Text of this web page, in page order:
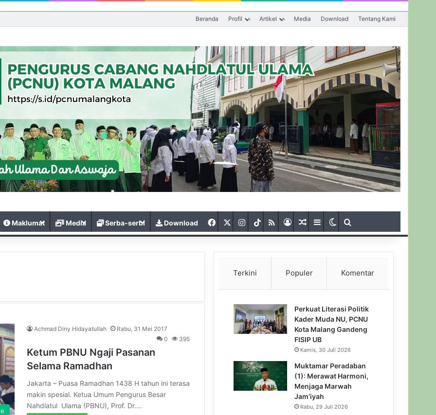
Beranda Profil Artikel Media Download Tentang Kami
Maklumat Media Serba-serbi Download FacebookInstagramTikTok
RSS GabungArtikel Acak
SidebarSwitch skin
Achmad Diny Hidayatullah
Rabu, 31 Mei 2017
0
395
Ketum PBNU Ngaji Pasanan
Selama Ramadhan
Jakarta – Puasa Ramadhan 1438 H tahun ini terasa
makin spesial. Ketua Umum Pengurus Besar
Nahdlatul Ulama (PBNU), Prof. Dr.…
Terkini Populer Komentar
Perkuat Literasi Politik
Kader Muda NU, PCNU
Kota Malang Gandeng
FISIP UB
Kamis, 30 Juli 2026
Muktamar Peradaban
(1): Merawat Harmoni,
Menjaga Marwah
Jam’iyah
Rabu, 29 Juli 2026